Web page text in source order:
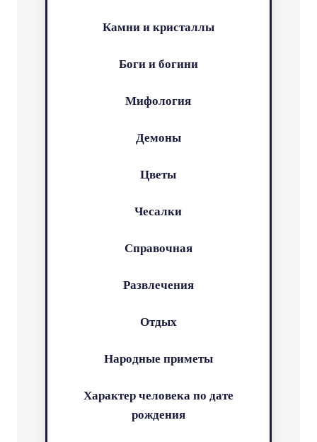
Камни и кристаллы
Боги и богини
Мифология
Демоны
Цветы
Чесалки
Справочная
Развлечения
Отдых
Народные приметы
Характер человека по дате
рождения